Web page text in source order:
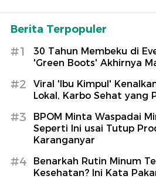
Berita Terpopuler
#1
30 Tahun Membeku di
'Green Boots' Akhirnya
#2
Viral 'Ibu Kimpul'
Lokal, Karbo Sehat yang
#3
BPOM Minta Waspadai
Seperti Ini usai Tutup
Karanganyar
#4
Benarkah Rutin Minum
Kesehatan? Ini Kata